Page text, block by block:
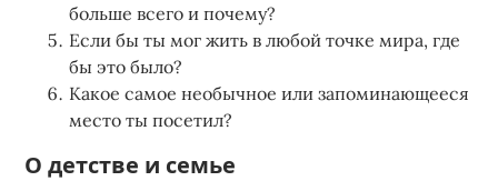
больше всего и почему?
Если бы ты мог жить в любой точке мира, где
бы это было?
Какое самое необычное или запоминающееся
место ты посетил?
О детстве и семье